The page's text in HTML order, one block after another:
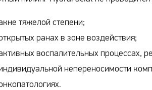
тяжелой степени;
ранах в зоне воздействия;
воспалительных процессах,
непереносимости